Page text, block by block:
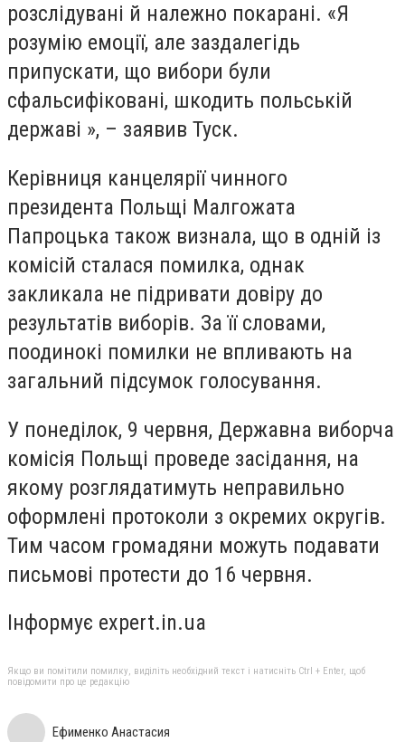
розслідувані й належно покарані. «Я
розумію емоції, але заздалегідь
припускати, що вибори були
сфальсифіковані, шкодить польській
державі », – заявив Туск.
Керівниця канцелярії чинного
президента Польщі Малгожата
Папроцька також визнала, що в одній із
комісій сталася помилка, однак
закликала не підривати довіру до
результатів виборів. За її словами,
поодинокі помилки не впливають на
загальний підсумок голосування.
У понеділок, 9 червня, Державна виборча
комісія Польщі проведе засідання, на
якому розглядатимуть неправильно
оформлені протоколи з окремих округів.
Тим часом громадяни можуть подавати
письмові протести до 16 червня.
Інформує expert.in.ua
Якщо ви помітили помилку, виділіть необхідний текст і натисніть Ctrl + Enter, щоб
повідомити про це редакцію
Ефименко Анастасия